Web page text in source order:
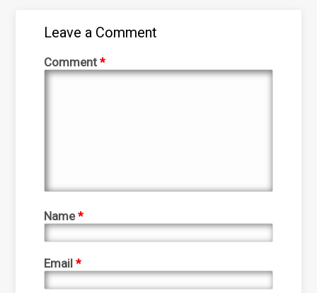
Leave a Comment
Comment*
Name*
Email*